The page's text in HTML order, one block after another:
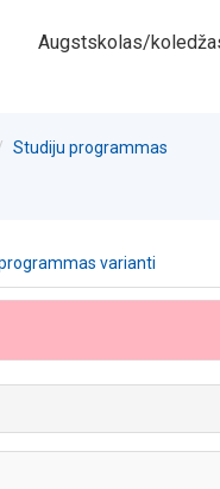
Augstskolas/
Studiju programmas
varianti